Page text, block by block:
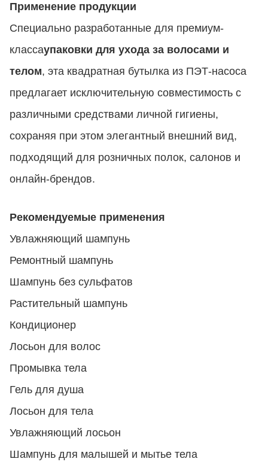
Применение продукции
Специально разработанные для премиум-
классаупаковки для ухода за волосами и
телом, эта квадратная бутылка из ПЭТ-насоса
предлагает исключительную совместимость с
различными средствами личной гигиены,
сохраняя при этом элегантный внешний вид,
подходящий для розничных полок, салонов и
онлайн-брендов.
Рекомендуемые применения
Увлажняющий шампунь
Ремонтный шампунь
Шампунь без сульфатов
Растительный шампунь
Кондиционер
Лосьон для волос
Промывка тела
Гель для душа
Лосьон для тела
Увлажняющий лосьон
Шампунь для малышей и мытье тела